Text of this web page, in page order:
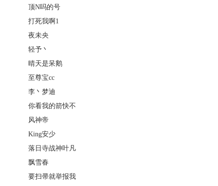
顶N吗的号
打死我啊1
夜未央
轻予丶
晴天是呆鹅
至尊宝cc
李丶梦迪
你看我的箭快不
风神帝
King安少
落日寺战神叶凡
飘雪春
要扫帚就举报我